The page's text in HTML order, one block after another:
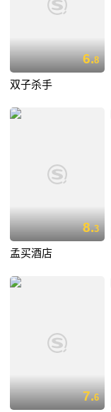
6.8
双子杀手
8.3
孟买酒店
7.6